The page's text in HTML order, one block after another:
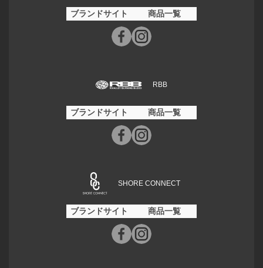
ブランドサイト 商品一覧
RBB
ブランドサイト 商品一覧
SHORE CONNECT
ブランドサイト 商品一覧